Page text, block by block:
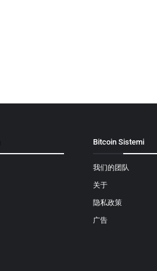
Bitcoin Sistemi
我们的团队
关于
隐私政策
广告